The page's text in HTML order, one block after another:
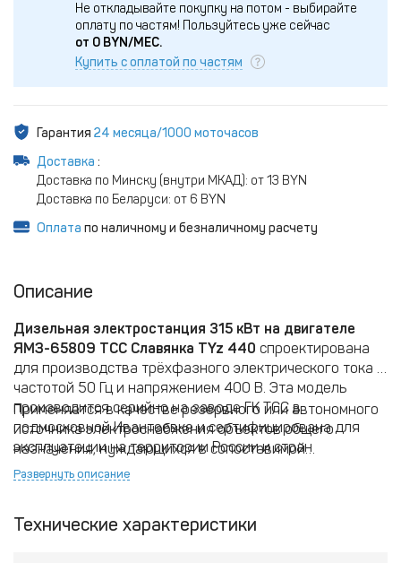
Не откладывайте покупку на потом - выбирайте
оплату по частям! Пользуйтесь уже сейчас
от 0 BYN/МЕС.
Купить с оплатой по частям
Гарантия 24 месяца/1000 моточасов
Доставка :
Доставка по Минску (внутри МКАД): от 13 BYN
Доставка по Беларуси: от 6 BYN
Оплата по наличному и безналичному расчету
Описание
Дизельная электростанция 315 кВт на двигателе
ЯМЗ-65809 ТСС Славянка TYz 440 спроектирована
для производства трёхфазного электрического тока с
частотой 50 Гц и напряжением 400 В. Эта модель
производится серийно на заводе ГК ТСС в
подмосковной Ивантеевке и сертифицирована для
эксплуатации на территории России и стран
Евразийского союза.
Применяется в качестве резервного или автономного
источника электроснабжения объектов общего
назначения, нуждающихся в сопоставимой
электрической мощности.
ТЭК, АПК и других отраслей.
Развернуть описание
Технические характеристики